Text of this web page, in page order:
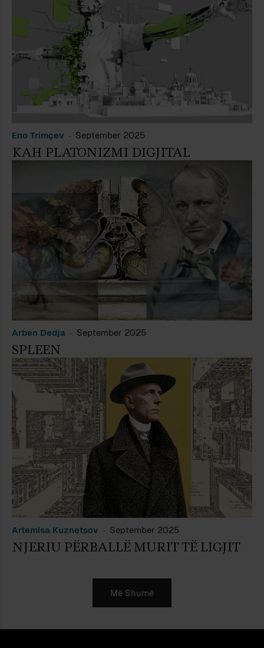
Eno Trimçev September 2025
KAH PLATONIZMI DIGJITAL
Arben Dedja September 2025
SPLEEN
Artemisa Kuznetsov September 2025
NJERIU PËRBALLË MURIT TË LIGJIT
Më Shumë